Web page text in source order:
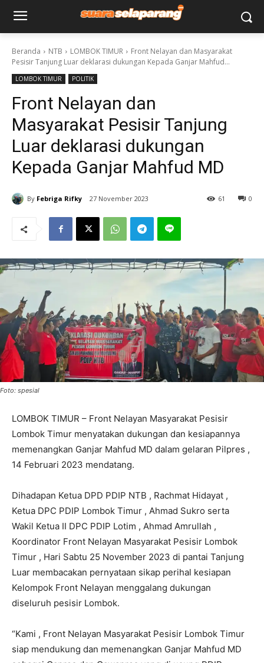
Beranda NTB LOMBOK TIMUR
Front Nelayan dan Masyarakat
Pesisir Tanjung Luar deklarasi dukungan Kepada Ganjar Mahfud...
LOMBOK TIMUR POLITIK
Front Nelayan dan
Masyarakat Pesisir Tanjung
Luar deklarasi dukungan
Kepada Ganjar Mahfud MD
By Febriga Rifky 27 November 2023 0
61
Foto: spesial
LOMBOK TIMUR – Front Nelayan Masyarakat Pesisir
Lombok Timur menyatakan dukungan dan kesiapannya
memenangkan Ganjar Mahfud MD dalam gelaran Pilpres ,
14 Februari 2023 mendatang.
Dihadapan Ketua DPD PDIP NTB , Rachmat Hidayat ,
Ketua DPC PDIP Lombok Timur , Ahmad Sukro serta
Wakil Ketua II DPC PDIP Lotim , Ahmad Amrullah ,
Koordinator Front Nelayan Masyarakat Pesisir Lombok
Timur , Hari Sabtu 25 November 2023 di pantai Tanjung
Luar membacakan pernyataan sikap perihal kesiapan
Kelompok Front Nelayan menggalang dukungan
diseluruh pesisir Lombok.
“Kami , Front Nelayan Masyarakat Pesisir Lombok Timur
siap mendukung dan memenangkan Ganjar Mahfud MD